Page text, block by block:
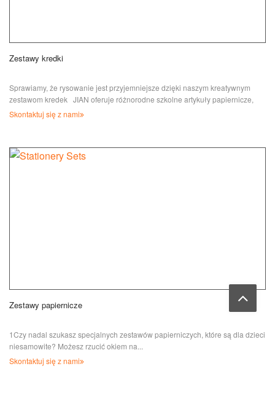
Zestawy kredki
Sprawiamy, że rysowanie jest przyjemniejsze dzięki naszym kreatywnym
zestawom kredek JIAN oferuje różnorodne szkolne artykuły papiernicze,
biura st...
Skontaktuj się z nami
Zestawy papiernicze
1Czy nadal szukasz specjalnych zestawów papierniczych, które są dla dzieci
niesamowite? Możesz rzucić okiem na...
Skontaktuj się z nami